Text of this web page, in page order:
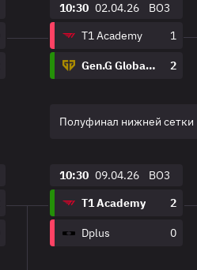
10:30 02.04.26
BO3
T1 Academy
1
Gen.G Global Academy 2
Полуфинал нижней сетки
10:30 09.04.26
BO3
T1 Academy
2
Dplus 0